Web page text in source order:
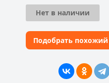
составляла
500 руб..
600 руб..
Нет в наличии
Подобрать похожий